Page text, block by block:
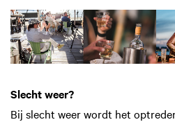
Slecht weer?
Bij slecht weer wordt het